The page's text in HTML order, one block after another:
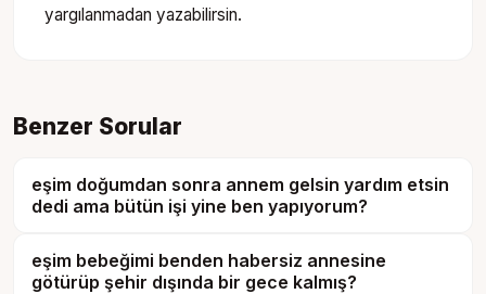
yargılanmadan yazabilirsin.
Benzer Sorular
eşim doğumdan sonra annem gelsin yardım etsin
dedi ama bütün işi yine ben yapıyorum?
eşim bebeğimi benden habersiz annesine
götürüp şehir dışında bir gece kalmış?